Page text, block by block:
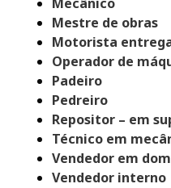
Mestre de obras
Motorista
Operador de
Padeiro
Pedreiro
Repositor – em
Técnico em
Vendedor em
Vendedor interno